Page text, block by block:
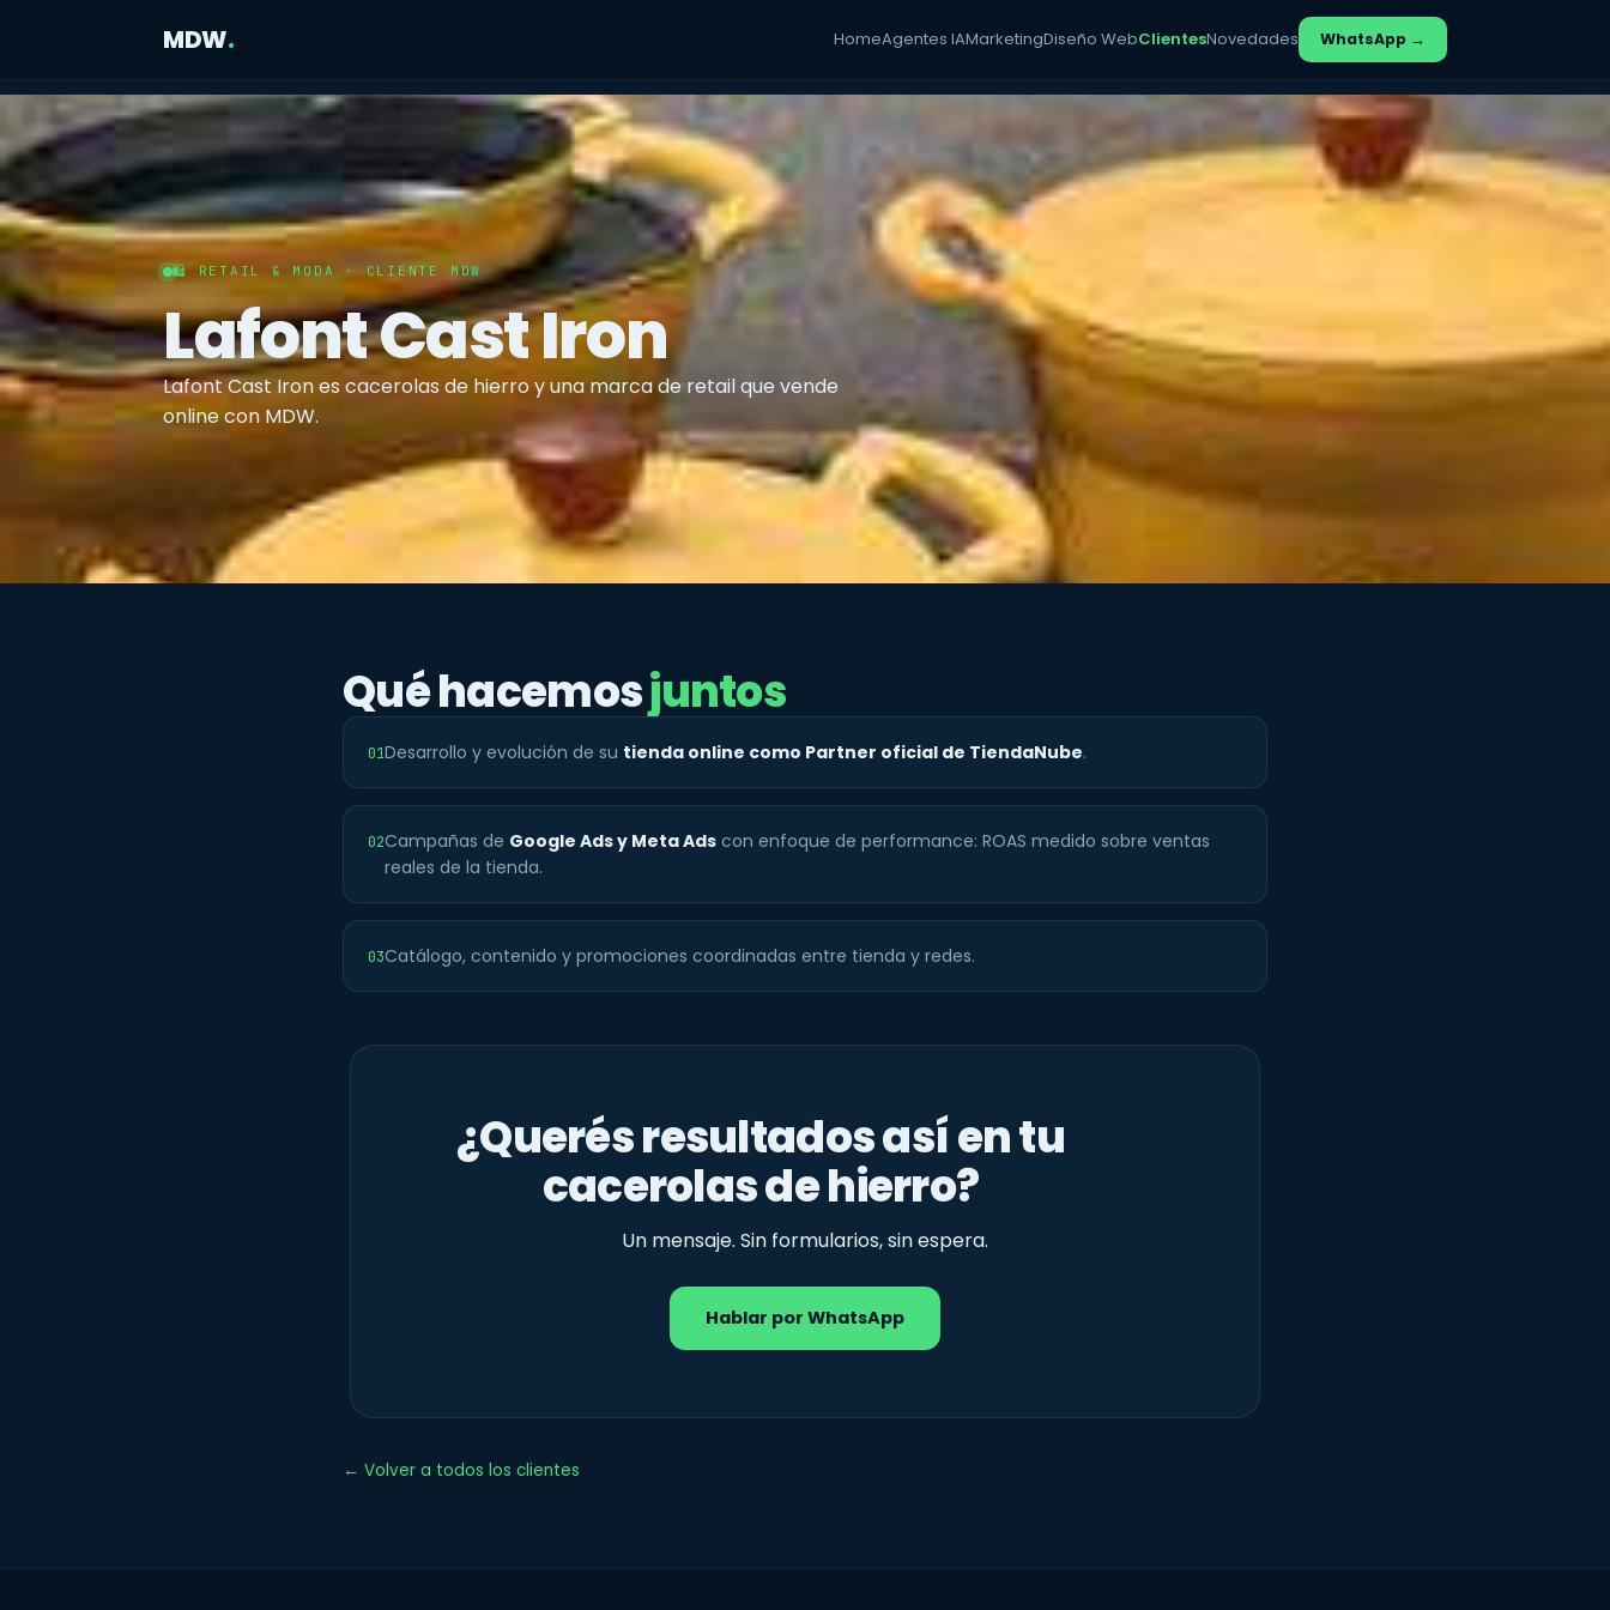
MDW. HomeAgentes IAMarketingDiseño WebClientesNovedades WhatsApp →
🛍️ RETAIL & MODA · CLIENTE MDW
Lafont Cast Iron
Lafont Cast Iron es cacerolas de hierro y una marca de retail que vende
online con MDW.
Qué hacemosjuntos
01Desarrollo y evolución de su tienda online como Partner oficial de TiendaNube.
02Campañas de Google Ads y Meta Ads con enfoque de performance: ROAS medido sobre ventas
reales de la tienda.
03Catálogo, contenido y promociones coordinadas entre tienda y redes.
¿Querés resultados así en tu
cacerolas de hierro?
Un mensaje. Sin formularios, sin espera.
Hablar por WhatsApp
← Volver a todos los clientes